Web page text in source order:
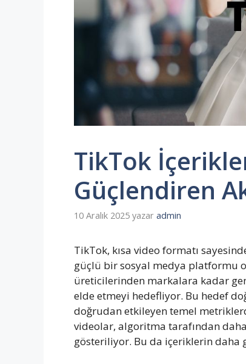
TikTok
Güçlendiren
10 Aralık 2025 yazar admin
TikTok, kısa video formatı
güçlü bir sosyal medya platformu
üreticilerinden markalara kadar
elde etmeyi hedefliyor. Bu hedef
doğrudan etkileyen temel
videolar, algoritma tarafından
gösteriliyor. Bu da içeriklerin daha